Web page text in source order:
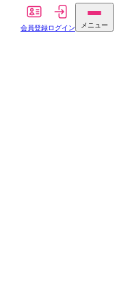
会員登録ログイン メニュー